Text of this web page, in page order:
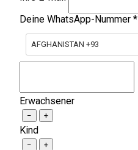
Deine WhatsApp-Nummer *
AFGHANISTAN +93
Erwachsener
− +
Kind
− +